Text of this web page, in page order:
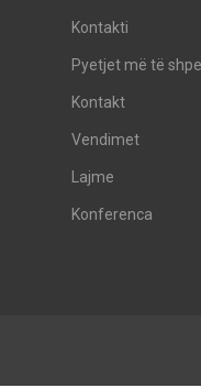
Kontakti
Pyetjet më të
Kontakt
Vendimet
Lajme
Konferenca